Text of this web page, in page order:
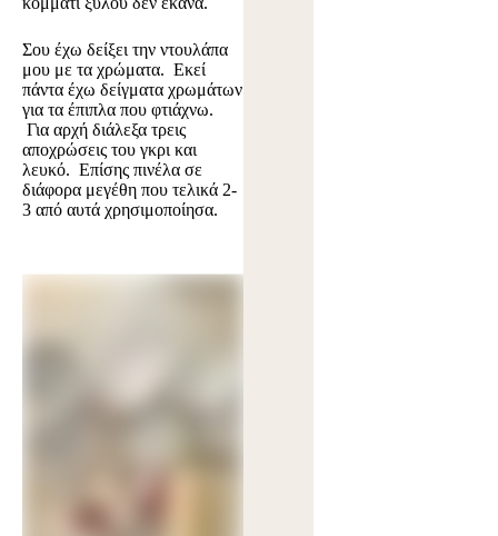
Σου έχω δείξει την ντουλάπα
μου με τα χρώματα. Εκεί
πάντα έχω δείγματα χρωμάτων
για τα έπιπλα που φτιάχνω.
Για αρχή διάλεξα τρεις
αποχρώσεις του γκρι και
λευκό. Επίσης πινέλα σε
διάφορα μεγέθη που τελικά 2-
3 από αυτά χρησιμοποίησα.